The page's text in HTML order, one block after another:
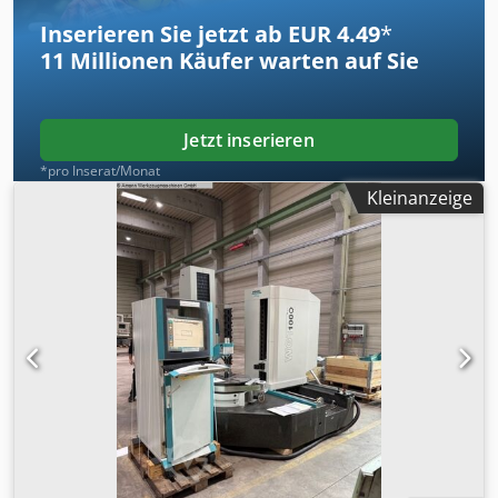
x 2150 mm Retrofit 2018 3- Achsen CNC
Zahnradvermessungszentrum Hoefler ZP 260 für Gerade
Inserieren Sie jetzt ab EUR 4.49*
11 Millionen Käufer warten auf Sie
Jetzt inserieren
*pro Inserat/Monat
Kleinanzeige